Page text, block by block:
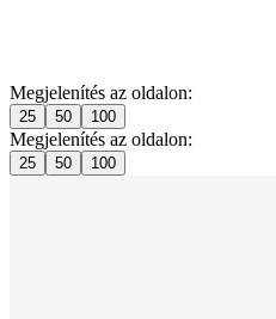
Megjelenítés az oldalon:
25 50 100
Megjelenítés az oldalon:
25 50 100